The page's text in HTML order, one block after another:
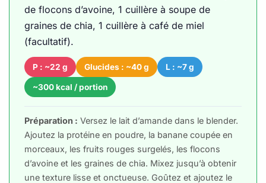
de flocons d’avoine, 1 cuillère à soupe de
graines de chia, 1 cuillère à café de miel
(facultatif).
P : ~22 g Glucides : ~40 g L : ~7 g
~300 kcal / portion
Préparation : Versez le lait d’amande dans le blender.
Ajoutez la protéine en poudre, la banane coupée en
morceaux, les fruits rouges surgelés, les flocons
d’avoine et les graines de chia. Mixez jusqu’à obtenir
une texture lisse et onctueuse. Goûtez et ajoutez le